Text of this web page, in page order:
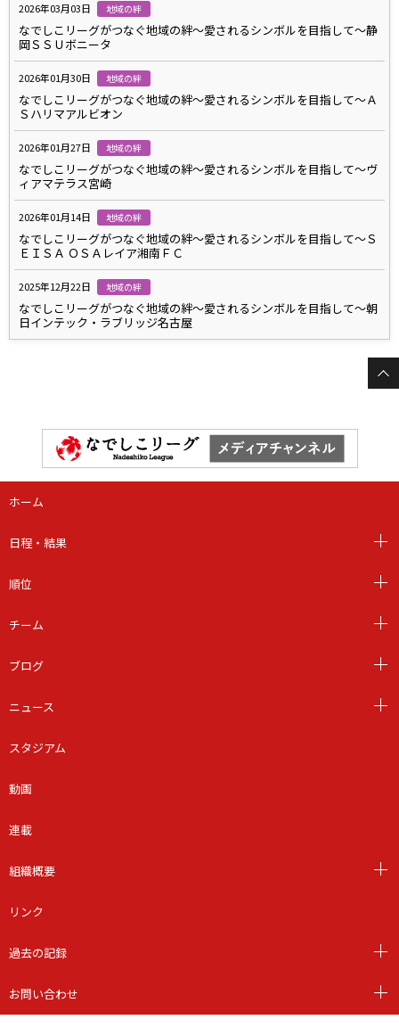
2026年03月03日 地域の絆
なでしこリーグがつなぐ地域の絆～愛されるシンボルを目指して～静
岡ＳＳＵボニータ
2026年01月30日 地域の絆
なでしこリーグがつなぐ地域の絆～愛されるシンボルを目指して～Ａ
Ｓハリマアルビオン
2026年01月27日 地域の絆
なでしこリーグがつなぐ地域の絆～愛されるシンボルを目指して～ヴ
ィアマテラス宮崎
2026年01月14日 地域の絆
なでしこリーグがつなぐ地域の絆～愛されるシンボルを目指して～Ｓ
ＥＩＳＡ ＯＳＡレイア湘南ＦＣ
2025年12月22日 地域の絆
なでしこリーグがつなぐ地域の絆～愛されるシンボルを目指して～朝
日インテック・ラブリッジ名古屋
ホーム
日程・結果
順位
チーム
ブログ
ニュース
スタジアム
動画
連載
組織概要
リンク
過去の記録
お問い合わせ